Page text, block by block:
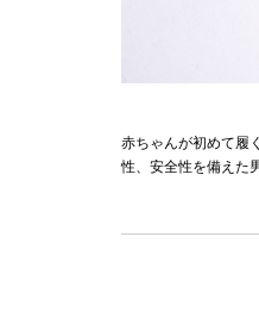
赤ちゃんが初めて履
性、安全性を備えた